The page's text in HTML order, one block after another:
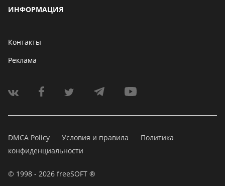
ИНФОРМАЦИЯ
Контакты
Реклама
DMCA Policy Условия и правила
Политика
конфиденциальности
© 1998 - 2026 freeSOFT ®